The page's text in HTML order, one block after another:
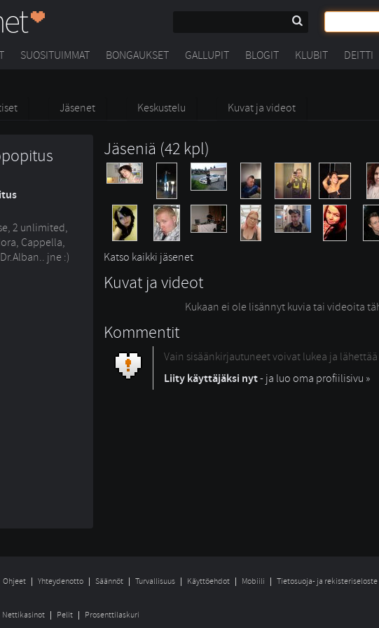
SUOSITUIMMAT BONGAUKSET GALLUPIT BLOGIT KLUBIT DEITTI
Jäsenet Keskustelu Kuvat ja videot
2 unlimited,
Cappella,
jne :)
Jäseniä (42 kpl)
Katso kaikki jäsenet
Kuvat ja videot
Kukaan ei ole lisännyt kuvia tai videoita
Kommentit
Vain sisäänkirjautuneet voivat lukea ja
Liity käyttäjäksi nyt- ja luo oma profiilisivu »
Ohjeet Yhteydenotto Säännöt Turvallisuus Käyttöehdot Mobiili Tietosuoja- ja rekisteriseloste
Nettikasinot Pelit Prosenttilaskuri